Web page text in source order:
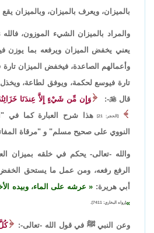
بالميزان، ويعرف بالميزان، وبالميزان
والمراد بالميزان الشيء الموزون، فالله
يعني يخفض الميزان ويرفعه بما يوزن
وأعمالهم الصاعدة، فيخفض الميزان
تارة فيوسع لحكمة، ويوفق لطاعة،
قال
-: وَإِن مِّن شَيْءٍ إِلاَّ عِندَنَا
[الحجر: 21]
هذا شرح العبارة كما في
النووي على صحيح مسلم" و "مرقاة
والله -تعالى- يحكم في خلقه بميزان
الرفع رفعه، ومن عمل ما يستحق
أبي هريرة:
عرشه على الماء، وبيده
[رواه البخاري: 7411].
وعن النبي ﷺ في قول الله -تعالى-: